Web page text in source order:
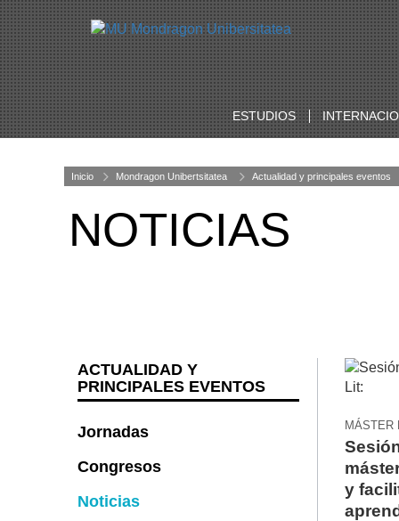
ESTUDIOS
Inicio Mondragon Unibertsitatea Actualidad y principales eventos
NOTICIAS
MÁSTER
y
ACTUALIDAD Y
PRINCIPALES EVENTOS
Jornadas
Congresos
Noticias